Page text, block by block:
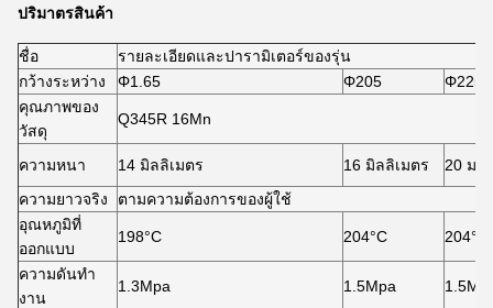
ปริมาตรสินค้า
ชื่อ
รายละเอียดและปารามิเตอร์ของรุ่น
กว้างระหว่าง
Φ1.65 Φ205
Φ225
คุณภาพของ
วัสดุ
Q345R 16Mn
ความหนา 14 มิลลิเมตร 16 มิลลิเมตร
20 มม.
ความยาวจริง
ตามความต้องการของผู้ใช้
อุณหภูมิที่
ออกแบบ
198°C 204°C 204°C
ความดันทํา
งาน
1.3Mpa 1.5Mpa